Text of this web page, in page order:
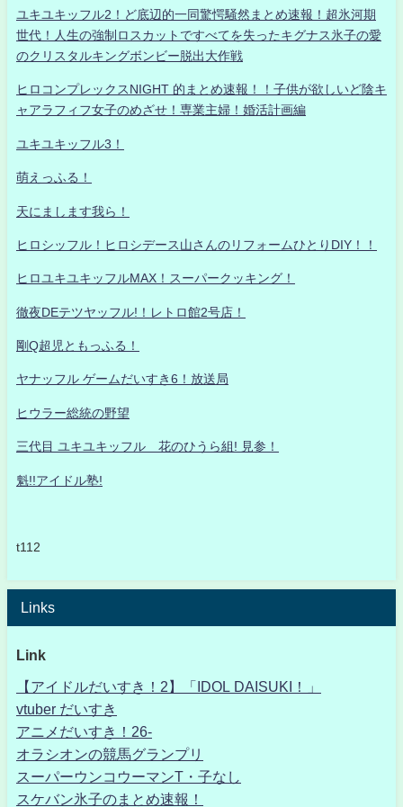
ユキユキッフル2！ど底辺的一同驚愕騒然まとめ速報！超氷河期
世代！人生の強制ロスカットですべてを失ったキグナス氷子の愛
のクリスタルキングボンビー脱出大作戦
ヒロコンプレックスNIGHT 的まとめ速報！！子供が欲しいど陰キ
ャアラフィフ女子のめざせ！専業主婦！婚活計画編
ユキユキッフル3！
萌えっふる！
天にまします我ら！
ヒロシッフル！ヒロシデース山さんのリフォームひとりDIY！！
ヒロユキユキッフルMAX！スーパークッキング！
徹夜DEテツヤッフル!！レトロ館2号店！
剛Q超児ともっふる！
ヤナッフル ゲームだいすき6！放送局
ヒウラー総統の野望
三代目 ユキユキッフル 花のひうら組! 見参！
魁!!アイドル塾!
t112
Links
Link
【アイドルだいすき！2】「IDOL DAISUKI！」
vtuber だいすき
アニメだいすき！26-
オラシオンの競馬グランプリ
スーパーウンコウーマンT・子なし
スケバン氷子のまとめ速報！